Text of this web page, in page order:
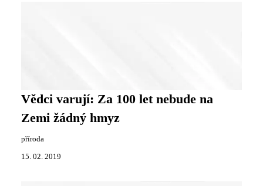
Vědci varují: Za 100 let nebude na
Zemi žádný hmyz
příroda
15. 02. 2019